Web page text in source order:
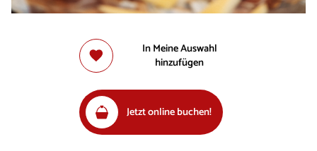
In Meine Auswahl
hinzufügen
Jetzt online buchen!